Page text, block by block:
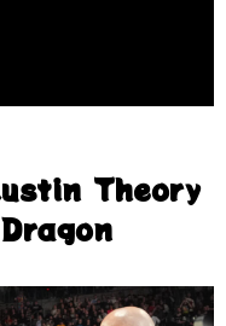
Theory